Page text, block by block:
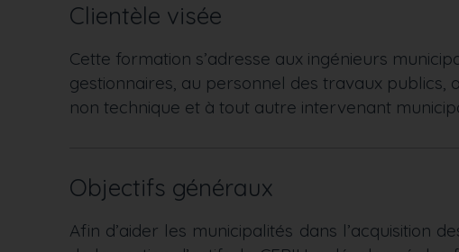
Clientèle visée
Cette formation s’adresse aux ingénieurs
gestionnaires, au personnel des travaux publics,
non technique et à tout autre intervenant
Objectifs généraux
Afin d’aider les municipalités dans l’acquisition